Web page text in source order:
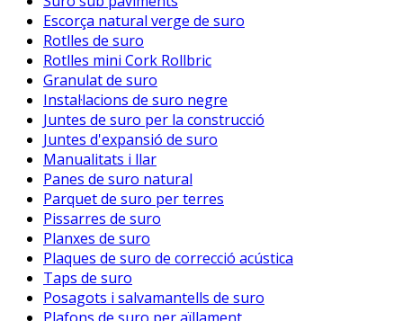
Escorça natural verge de suro
Rotlles de suro
Rotlles mini Cork Rollbric
Granulat de suro
Instal·lacions de suro negre
Juntes de suro per la construcció
Juntes d'expansió de suro
Manualitats i llar
Panes de suro natural
Parquet de suro per terres
Pissarres de suro
Planxes de suro
Plaques de suro de correcció acústica
Taps de suro
Posagots i salvamantells de suro